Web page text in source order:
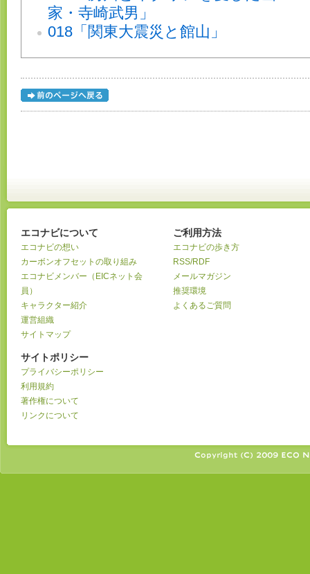
家・寺崎武男」
018「関東大震災と館山」
エコナビについて
エコナビの想い
カーボンオフセットの取り組み
エコナビメンバー（EICネット会
員）
キャラクター紹介
運営組織
サイトマップ
サイトポリシー
プライバシーポリシー
利用規約
著作権について
リンクについて
ご利用方法
エコナビの歩き方
RSS/RDF
メールマガジン
推奨環境
よくあるご質問